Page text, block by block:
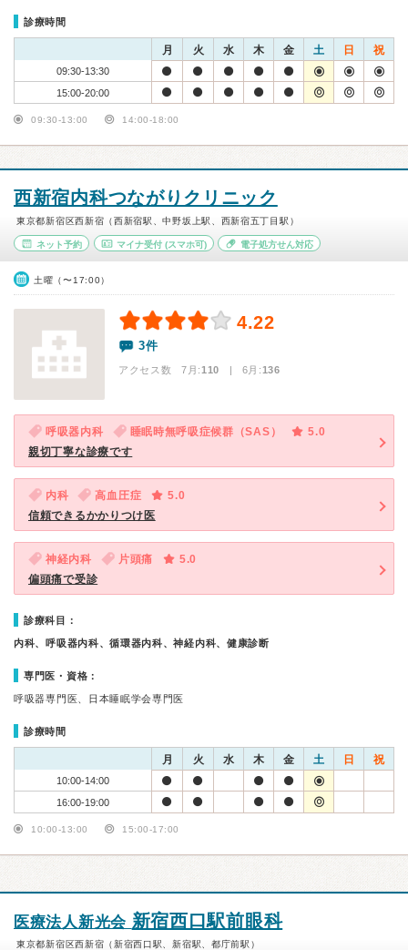
診療時間
月 火 水 木 金 土 日 祝
09:30-13:30
15:00-20:00
09:30-13:00 14:00-18:00
西新宿内科つながりクリニック
東京都新宿区西新宿（西新宿駅、中野坂上駅、西新宿五丁目駅）
ネット予約 マイナ受付(スマホ可) 電子処方せん対応
土曜（〜17:00）
4.22
3件
アクセス数 7月:110 | 6月:136
呼吸器内科 睡眠時無呼吸症候群（SAS）
5.0
親切丁寧な診療です
内科 高血圧症
5.0
信頼できるかかりつけ医
神経内科 片頭痛
5.0
偏頭痛で受診
診療科目：
内科、呼吸器内科、循環器内科、神経内科、健康診断
専門医・資格：
呼吸器専門医、日本睡眠学会専門医
診療時間
月 火 水 木 金 土 日 祝
10:00-14:00
16:00-19:00
10:00-13:00 15:00-17:00
医療法人新光会 新宿西口駅前眼科
東京都新宿区西新宿（新宿西口駅、新宿駅、都庁前駅）